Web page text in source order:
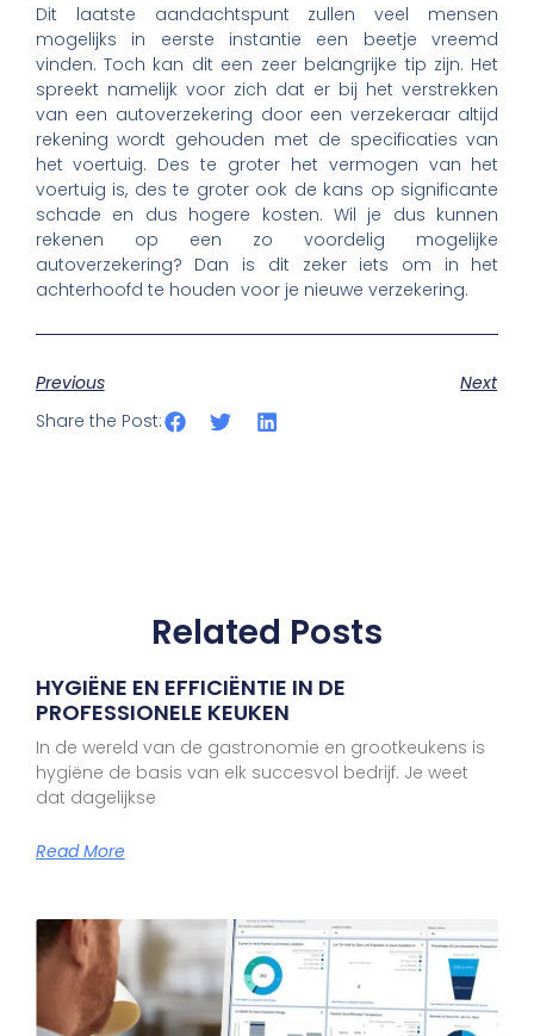
Dit laatste aandachtspunt zullen veel mensen
mogelijks in eerste instantie een beetje vreemd
vinden. Toch kan dit een zeer belangrijke tip zijn. Het
spreekt namelijk voor zich dat er bij het verstrekken
van een autoverzekering door een verzekeraar altijd
rekening wordt gehouden met de specificaties van
het voertuig. Des te groter het vermogen van het
voertuig is, des te groter ook de kans op significante
schade en dus hogere kosten. Wil je dus kunnen
rekenen op een zo voordelig mogelijke
autoverzekering? Dan is dit zeker iets om in het
achterhoofd te houden voor je nieuwe verzekering.
Previous
Next
Share the Post:
Related Posts
HYGIËNE EN EFFICIËNTIE IN DE
PROFESSIONELE KEUKEN
In de wereld van de gastronomie en grootkeukens is
hygiëne de basis van elk succesvol bedrijf. Je weet
dat dagelijkse
Read More